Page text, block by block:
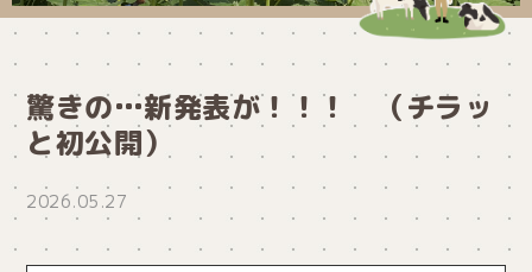
驚きの…新発表が！！！ （チラッ
と初公開）
2026.05.27